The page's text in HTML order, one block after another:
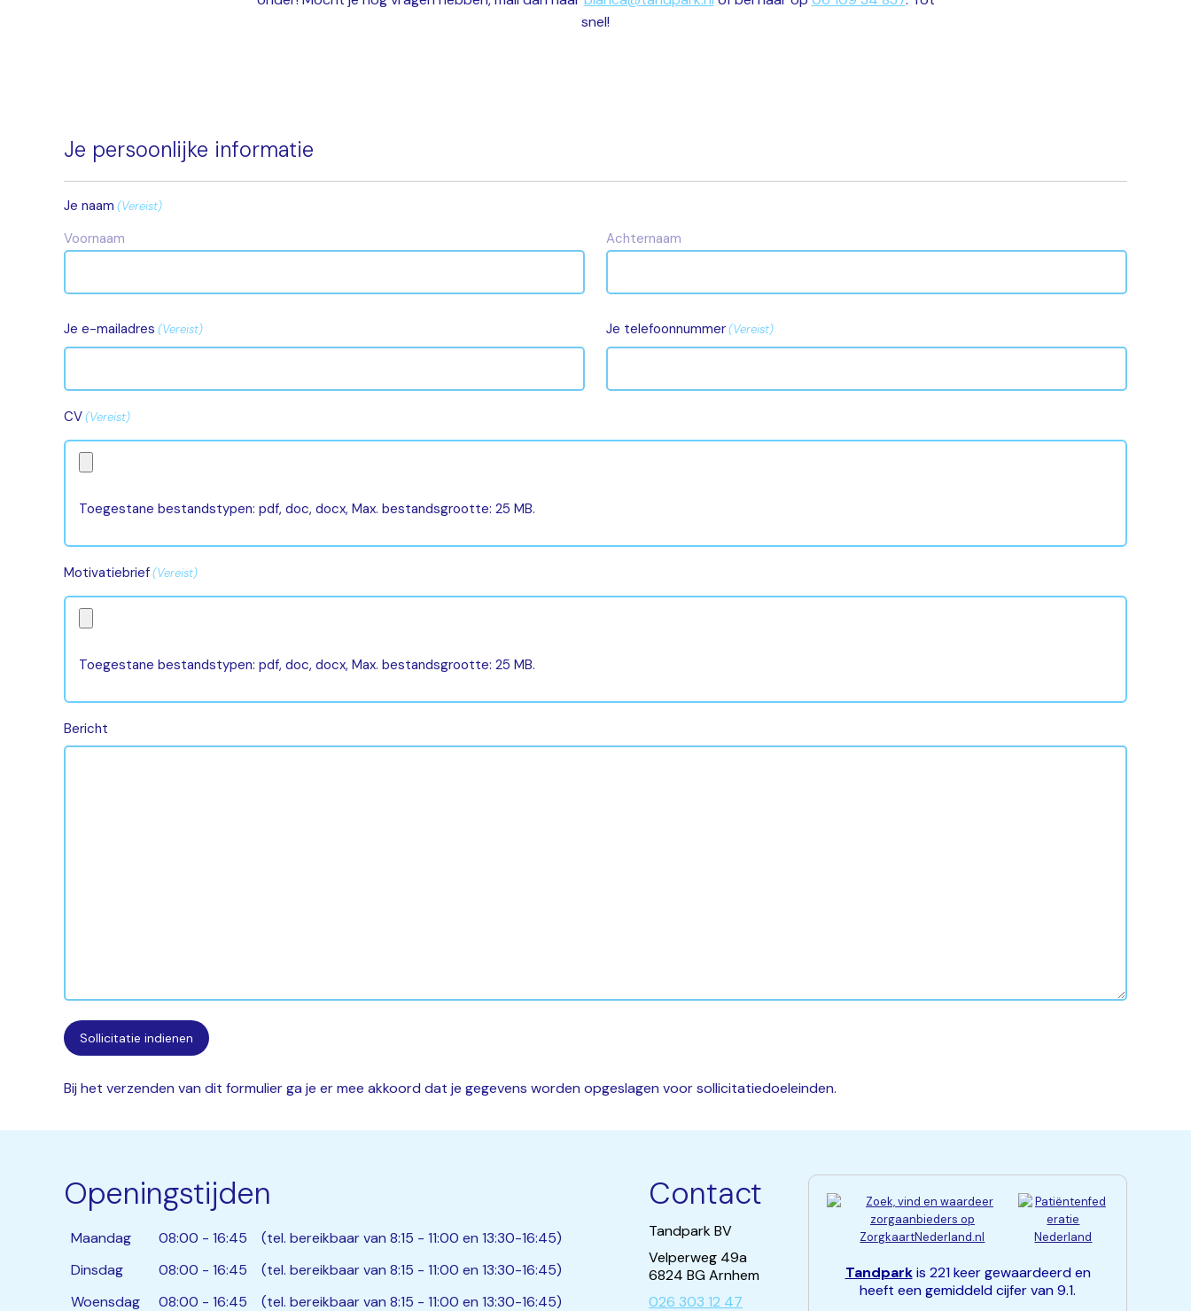
snel!
Je persoonlijke informatie
Je naam (Vereist)
Voornaam Achternaam
Je e-mailadres (Vereist) Je telefoonnummer(Vereist)
CV(Vereist)
Toegestane bestandstypen: pdf, doc, docx, Max. bestandsgrootte: 25 MB.
Motivatiebrief(Vereist)
Toegestane bestandstypen: pdf, doc, docx, Max. bestandsgrootte: 25 MB.
Bericht
Bij het verzenden van dit formulier ga je er mee akkoord dat je gegevens worden opgeslagen voor sollicitatiedoeleinden.
Openingstijden
Maandag 08:00 - 16:45
(tel. bereikbaar van 8:15 - 11:00 en 13:30-16:45)
Dinsdag
08:00 - 16:45
(tel. bereikbaar van 8:15 - 11:00 en 13:30-16:45)
Woensdag
08:00 - 16:45 (tel. bereikbaar van 8:15 - 11:00 en 13:30-16:45)
Contact
Tandpark BV
Velperweg 49a
6824 BG Arnhem
026 303 12 47
Tandparkis 221 keer gewaardeerd en
heeft een gemiddeld cijfer van 9.1.